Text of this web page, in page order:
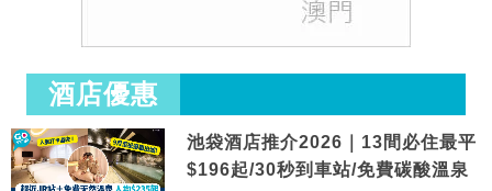
酒店優惠
池袋酒店推介2026｜13間必住最平
$196起/30秒到車站/免費碳酸溫泉